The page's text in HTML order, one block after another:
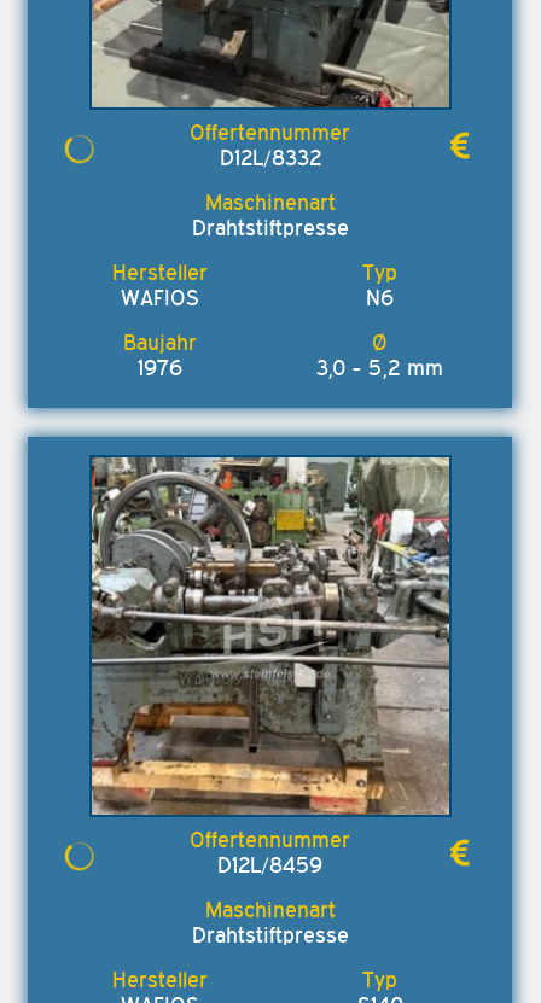
D12L/8332
Drahtstiftpresse
WAFIOS N6
1976 3,0 - 5,2 mm
D12L/8459
Drahtstiftpresse